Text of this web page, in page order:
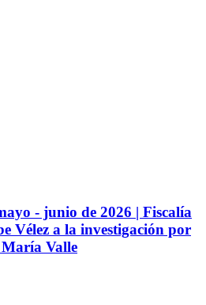
- junio de 2026 | Fiscalía
Vélez a la investigación por
María Valle